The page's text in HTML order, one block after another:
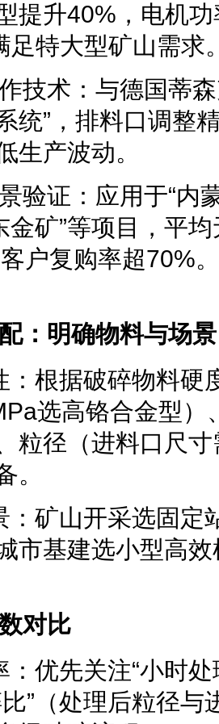
提升40%，电机
足特大型矿山需求
技术：与德国蒂
统”，排料口调整
生产波动。
验证：应用于“内
金矿”等项目，平
户复购率超70%。
：明确物料与场景
：根据破碎物料硬
选高铬合金型）
粒径（进料口尺
。
：矿山开采选固定
市基建选小型高
对比
：优先关注“小时
”（处理后粒径